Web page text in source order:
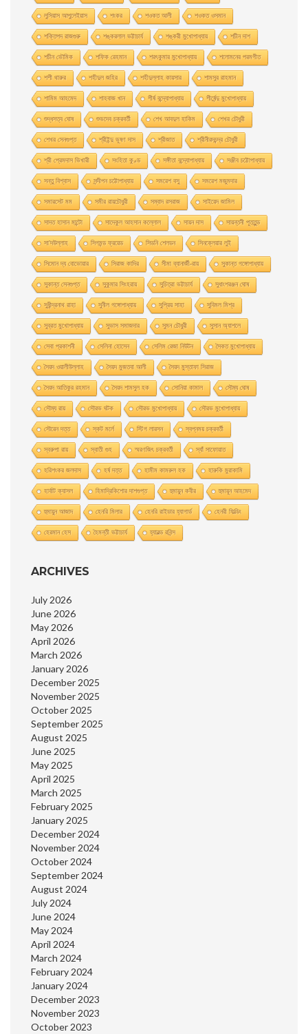
লুসিয়াস আপুলেইয়াস শংকর শওকত আলী শওকত ওসমান
শক্তিপদ রাজগুরু শঙ্করলাল ভট্টাচার্য শঙ্করী মুখােপাধ্যায় শচীন দাশ
শচীন ভৌমিক শফিক রেহমান শরৎকুমার মুখোপাধ্যায় শলোমনের পরমগীত
শশী থারুর শহীদুল জহির শহীদুল্লাহ কায়সার শামসুর রাহমান
শামিম আহমেদ শাহবাজ খান শীর্ষ বন্দ্যোপাধ্যায় শীর্ষেন্দু মুখোপাধ্যায়
শুদ্ধসত্ব ঘোষ শুভদেব চক্রবর্তী শেখ আবদুল হাকিম শেখর চৌধুরী
শেখর সেনগুপ্ত শ্রীইন্দু ভূষণ দাস শ্রীজাত শ্রীনীরদচন্দ্র চৌধুরী
শ্রী প্রেমদাস ভিখারী সংহিতা কুণ্ড সঙ্গীতা বন্দ্যোপাধ্যায় সঞ্জীব চট্টোপাধ্যায়
সন্তু বিশ্বাস সন্দীপন চট্টোপাধ্যায় সমরেশ বসু সমরেশ মজুমদার
সমারসেট মম সমীর রায়চৌধুরী সম্বাদ রসরাজ সাইয়েদ জামিল
সাদত হাসান মান্টো সাদেকুল আহসান কল্লোল সায়ন দাস সায়ন্তনী পূততুন্ড
সা’দউল্লাহ সিগমন্ড ফ্রয়েড সিডনি শেলডন সিনক্লেয়ার লুই
সিমোন দ্য বোভোয়ার সিরাজ কাদির সীমা ব্যানার্জী-রায় সুকান্ত গঙ্গোপাধ্যায়
সুকান্ত সেনগুপ্ত সুকুমার সিংহরায় সুচিত্রা ভট্টাচার্য সুধাংশরঞ্জন ঘোষ
সুধীন্দ্রনাথ রাহা সুনীল গঙ্গোপাধ্যায় সুপ্রিয় সাহা সুবিমল মিশ্র
সুব্রত মুখোপাধ্যায় সুভাস সমাজদার সুমন চৌধুরী সুসান অ্যাশলে
সেবা প্রকাশনী সেলিনা হােসেন সেলিম রেজা নিউটন সৈকত মুখোপাধ্যায়
সৈয়দ ওয়ালীউল্লাহ সৈয়দ মুজতবা আলী সৈয়দ মুস্তাফা সিরাজ
সৈয়দ আতিকুর রহমান সৈয়দ শামসুল হক সোনিয়া কামাল সৌম্য ঘােষ
সৌম্য রায় সৌরভ ঘটক সৌরভ মুখােপাধ্যায় সৌরভ মুখোপাধ্যায়
সৌরেন দত্ত স্কট মর্লে স্টিগ লারসন স্বপ্নময় চক্রবর্তী
স্বরুপা রায় স্বাতী গুহ স্মরণজিৎ চক্রবর্তী স্যাঁ সাফোয়াত
হরিশংকর জলদাস হর্ষ দত্ত হামীম কামরুল হক হারুকি মুরাকামি
হার্বাট ক্যাসল হিমাদ্রিকিশাের দাশগুপ্ত হুমায়ুন কবীর হুমায়ূন আহমেদ
হুমায়ুন আজাদ হেনরি মিলার হেনরি রাইডার হ্যাগার্ড হেনরী ফিল্ডিং
হেরমান হেস হৈমন্তী ভট্টাচার্য হ্যারল্ড রবিন্স
ARCHIVES
July 2026
June 2026
May 2026
April 2026
March 2026
January 2026
December 2025
November 2025
October 2025
September 2025
August 2025
June 2025
May 2025
April 2025
March 2025
February 2025
January 2025
December 2024
November 2024
October 2024
September 2024
August 2024
July 2024
June 2024
May 2024
April 2024
March 2024
February 2024
January 2024
December 2023
November 2023
October 2023